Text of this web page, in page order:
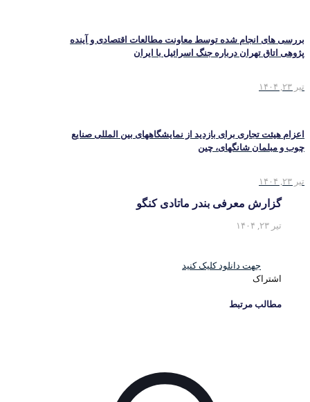
بررسی های انجام شده توسط معاونت مطالعات اقتصادی و آینده
پژوهی اتاق تهران درباره جنگ اسرائیل با ایران
تیر ۲۳, ۱۴۰۴
اعزام هیئت تجاری برای بازدید از نمایشگاههای بین المللی صنایع
چوب و مبلمان شانگهای، چین
تیر ۲۳, ۱۴۰۴
گزارش معرفی بندر ماتادی کنگو
تیر ۲۳, ۱۴۰۴
جهت دانلود کلیک کنید
اشتراک
مطالب مرتبط